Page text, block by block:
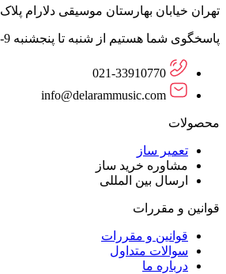
تهران خیابان بهارستان موسیقی دلارام پلاک 66
پاسخگوی شما هستیم از شنبه تا پنجشنبه 9-19
021-33910770
info@delarammusic.com
محصولات
تعمیر ساز
مشاوره خرید ساز
ارسال بین المللی
قوانین و مقررات
قوانین و مقررات
سوالات متداول
درباره ما